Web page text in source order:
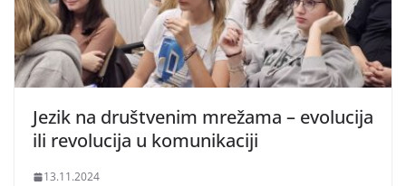
Jezik na društvenim mrežama – evolucija
ili revolucija u komunikaciji
13.11.2024